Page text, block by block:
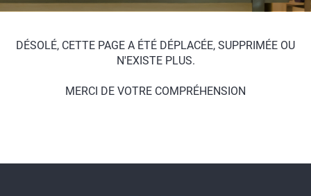
DÉSOLÉ, CETTE PAGE A ÉTÉ DÉPLACÉE, SUPPRIMÉE OU
N'EXISTE PLUS.
MERCI DE VOTRE COMPRÉHENSION